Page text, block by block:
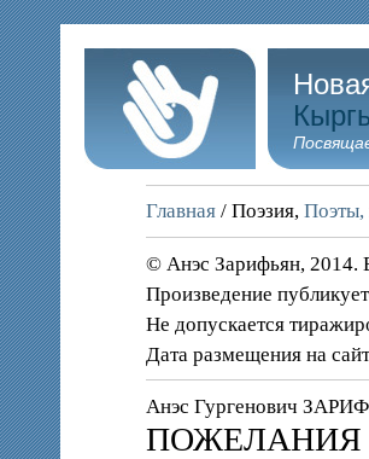
Главная / Поэзия,Поэты,
© Анэс Зарифьян, 2014.
Произведение
Не допускается
Дата размещения на
Анэс Гургенович
ПОЖЕЛАНИЯ к